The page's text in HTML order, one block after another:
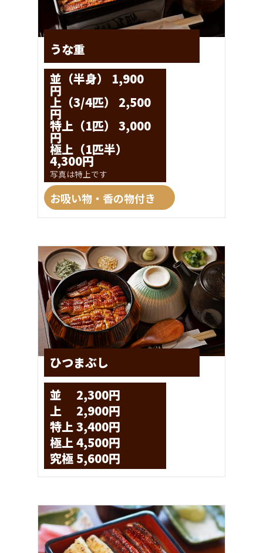
うな重
並（半身） 1,900
円
上（3/4匹） 2,500
円
特上（1匹） 3,000
円
極上（1匹半）
4,300円
写真は特上です
お吸い物・香の物付き
ひつまぶし
並 2,300円
上 2,900円
特上 3,400円
極上 4,500円
究極 5,600円